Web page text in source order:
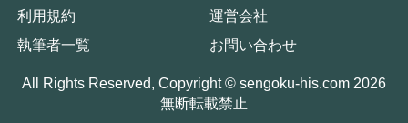
利用規約
運営会社
執筆者一覧
お問い合わせ
All Rights Reserved, Copyright © sengoku-his.com 2026
無断転載禁止